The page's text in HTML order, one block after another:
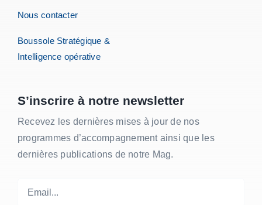
Nous contacter
Boussole Stratégique &
Intelligence opérative
S’inscrire à notre newsletter
Recevez les dernières mises à jour de nos
programmes d’accompagnement ainsi que les
dernières publications de notre Mag.